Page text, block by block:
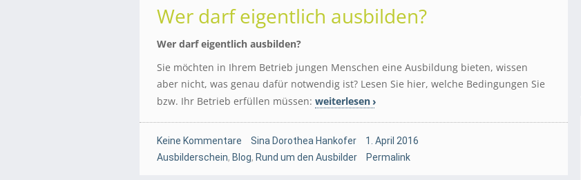
Wer darf eigentlich ausbilden?
Wer darf eigentlich ausbilden?
Sie möchten in Ihrem Betrieb jungen Menschen eine Ausbildung bieten, wissen
aber nicht, was genau dafür notwendig ist? Lesen Sie hier, welche Bedingungen Sie
bzw. Ihr Betrieb erfüllen müssen: weiterlesen
Keine Kommentare Sina Dorothea Hankofer
1. April 2016
Ausbilderschein, Blog, Rund um den Ausbilder Permalink